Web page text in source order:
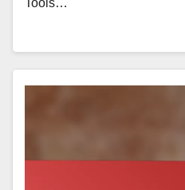
Tools…